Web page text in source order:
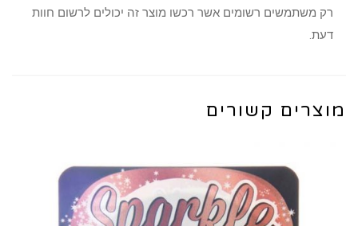
רק משתמשים רשומים אשר רכשו מוצר זה יכולים לרשום חוות
דעת.
מוצרים קשורים